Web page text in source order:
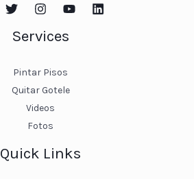
Services
Pintar Pisos
Quitar Gotele
Videos
Fotos
Quick Links